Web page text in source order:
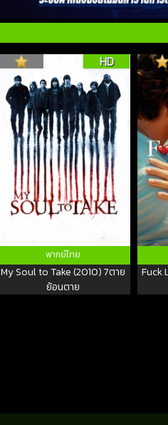
HD
พากย์ไทย
My Soul to Take (2010) 7ตาย
ย้อนตาย
Fuck